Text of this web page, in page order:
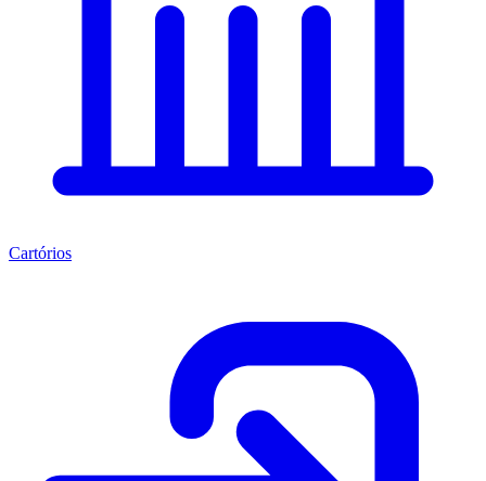
Cartórios